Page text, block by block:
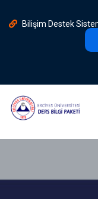
Bilişim Destek